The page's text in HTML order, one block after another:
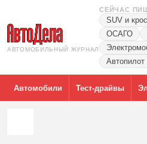
АВТОМОБИЛЬНЫЙ ЖУРНАЛ
СЕЙЧАС
SUV и
ОСАГО
Автопилот
Автомобили Тест-драйвы